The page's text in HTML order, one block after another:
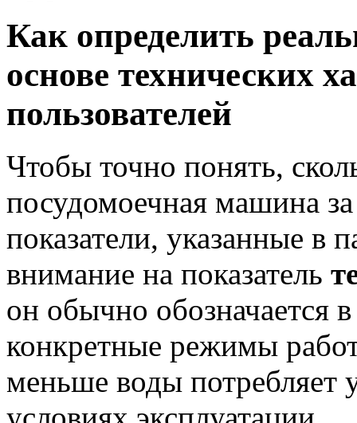
Как определить
основе технических
пользователей
Чтобы точно понять,
посудомоечная машина
показатели, указанные в
внимание на показатель
он обычно обозначается
конкретные режимы
меньше воды потребляет